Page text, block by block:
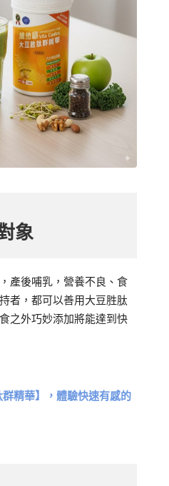
象
產後哺乳，營養不良、食
者，都可以善用大豆胜肽
之外巧妙添加將能達到快
精華】，體驗快速有感的